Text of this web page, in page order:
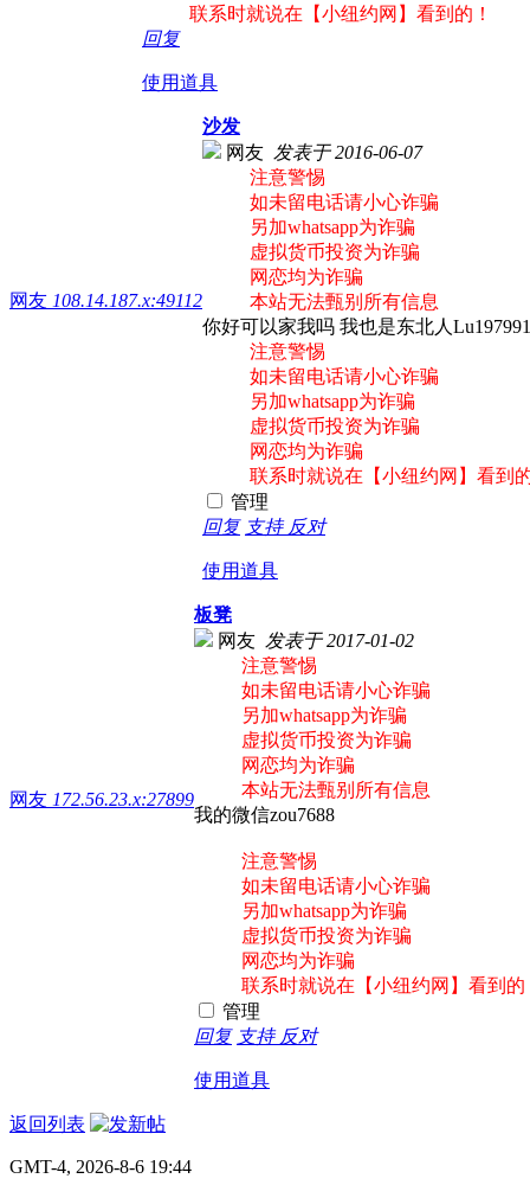
联系时就说在【小纽约网】看到的！
回复
使用道具
网友 108.14.187.x:49112
沙发
网友 发表于 2016-06-07
注意警惕
如未留电话请小心诈骗
另加whatsapp为诈骗
虚拟货币投资为诈骗
网恋均为诈骗
本站无法甄别所有信息
你好可以家我吗 我也是东北人
注意警惕
如未留电话请小心诈骗
另加whatsapp为诈骗
虚拟货币投资为诈骗
网恋均为诈骗
联系时就说在【小纽约网】看到
管理
回复 支持 反对
使用道具
网友 172.56.23.x:27899
板凳
网友 发表于 2017-01-02
注意警惕
如未留电话请小心诈骗
另加whatsapp为诈骗
虚拟货币投资为诈骗
网恋均为诈骗
本站无法甄别所有信息
我的微信zou7688
注意警惕
如未留电话请小心诈骗
另加whatsapp为诈骗
虚拟货币投资为诈骗
网恋均为诈骗
联系时就说在【小纽约网】看到的
管理
回复 支持 反对
使用道具
返回列表
GMT-4, 2026-8-6 19:44